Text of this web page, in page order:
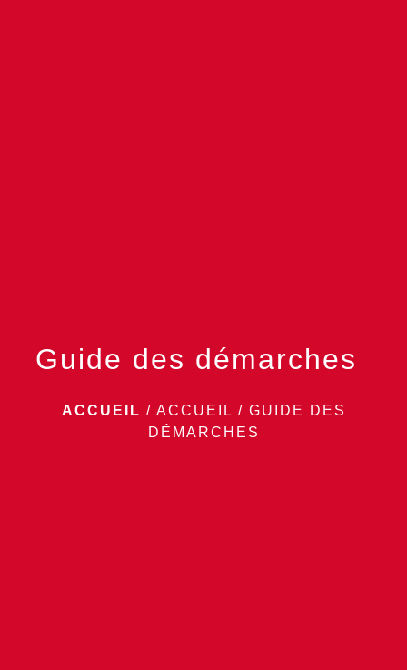
Guide des démarches
ACCUEIL / ACCUEIL / GUIDE DES
DÉMARCHES